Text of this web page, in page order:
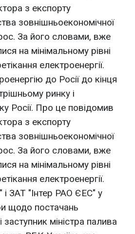
з експорту
зовнішньоекономічної
За його словами, вже
на мінімальному рівні
електроенергії.
до Росії до кінця
ринку і
Росії. Про це повідомив
з експорту
зовнішньоекономічної
За його словами, вже
на мінімальному рівні
електроенергії.
і ЗАТ "Інтер РАО ЄЕС" у
щодо постачань
міністра палива